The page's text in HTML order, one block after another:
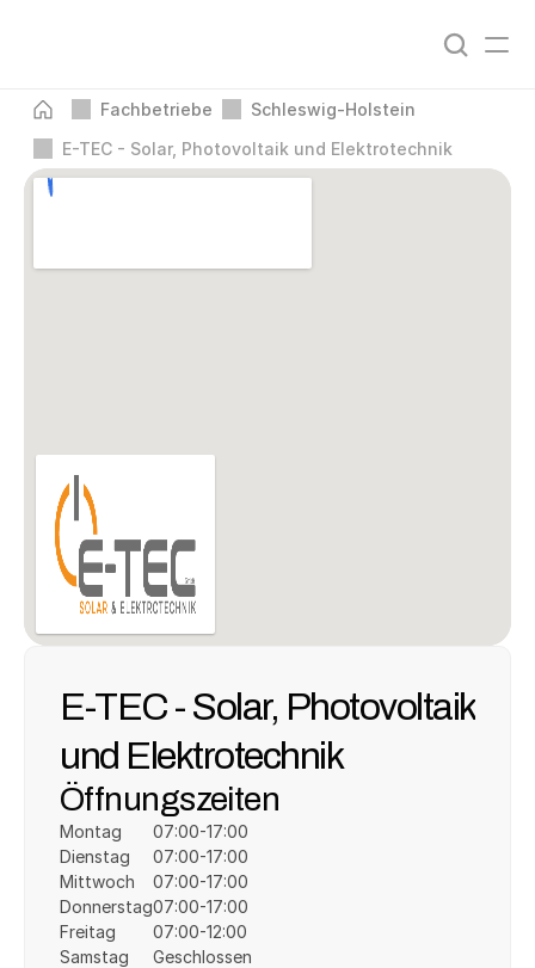
Fachbetriebe
Schleswig-Holstein
E-TEC - Solar, Photovoltaik und Elektrotechnik
E-TEC - Solar, Photovoltaik
und Elektrotechnik
Öffnungszeiten
Montag
Dienstag
Mittwoch
Donnerstag
Freitag
Samstag
07:00-17:00
07:00-17:00
07:00-17:00
07:00-17:00
07:00-12:00
Geschlossen